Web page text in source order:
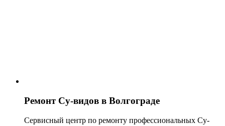
Ремонт Су-видов в Волгограде
Сервисный центр по ремонту профессиональных Су-